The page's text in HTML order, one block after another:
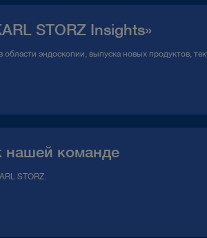
STORZ Insights»
области эндоскопии, выпуска новых продуктов,
нашей команде
STORZ.